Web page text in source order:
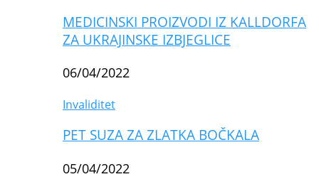
MEDICINSKI PROIZVODI IZ KALLDORFA
ZA UKRAJINSKE IZBJEGLICE
06/04/2022
Invaliditet
PET SUZA ZA ZLATKA BOČKALA
05/04/2022